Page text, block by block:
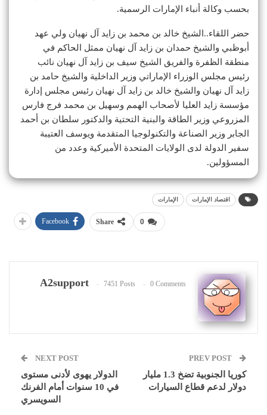
بحسب وكالة أنباء الإمارات الرسمية.
حضر اللقاء..الشيخ خالد بن محمد بن زايد آل نهيان ولي عهد
أبوظبي والشيخ حمدان بن زايد آل نهيان ممثل الحاكم في
منطقة الظفرة والفريق الشيخ سيف بن زايد آل نهيان نائب
رئيس مجلس الوزراء الإماراتي وزير الداخلية والشيخ حامد بن
زايد آل نهيان والشيخ خالد بن زايد آل نهيان رئيس مجلس إدارة
مؤسسة زايد العليا لأصحاب الهمم وسهيل بن محمد فرج فارس
المزروعي وزير الطاقة والبنية التحتية والدكتور سلطان بن أحمد
الجابر وزير الصناعة والتكنولوجيا المتقدمة ويوسف العتيبة
سفير الدولة لدى الولايات المتحدة الأميركية وعدد من
المسؤولين.
اقتصاد الإمارات الإمارات
0
Share
Facebook
A2support 7451 Posts 0 Comments
كوريا الجنوبية تضخ 1.3 مليار
دولار لدعم قطاع السيارات
NEXT POST
الدولار يهوى لأدنى مستوى
في 10 سنوات أمام الفرنك
السويسري